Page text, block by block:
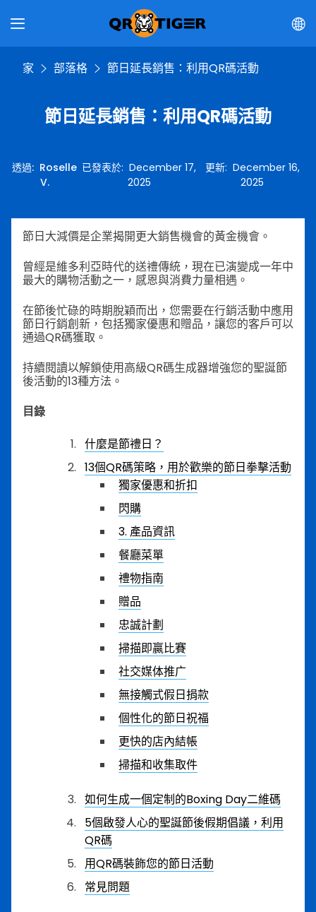
家 部落格 節日延長銷售：利用QR碼活動
節日延長銷售：利用QR碼活動
透過: Roselle
V.
已發表於:December 17,
2025
更新: December 16,
2025
節日大減價是企業揭開更大銷售機會的黃金機會。
曾經是維多利亞時代的送禮傳統，現在已演變成一年中
最大的購物活動之一，感恩與消費力量相遇。
在節後忙碌的時期脫穎而出，您需要在行銷活動中應用
節日行銷創新，包括獨家優惠和贈品，讓您的客戶可以
通過QR碼獲取。
持續閱讀以解鎖使用高級QR碼生成器增強您的聖誕節
後活動的13種方法。
目錄
什麼是節禮日？
13個QR碼策略，用於歡樂的節日拳擊活動
獨家優惠和折扣
閃購
3. 產品資訊
餐廳菜單
禮物指南
贈品
忠誠計劃
掃描即贏比賽
社交媒体推广
無接觸式假日捐款
個性化的節日祝福
更快的店內結帳
掃描和收集取件
如何生成一個定制的Boxing Day二維碼
5個啟發人心的聖誕節後假期倡議，利用
QR碼
用QR碼裝飾您的節日活動
常見問題